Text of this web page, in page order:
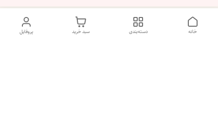
پروفایل سبد خرید دسته‌بندی خانه